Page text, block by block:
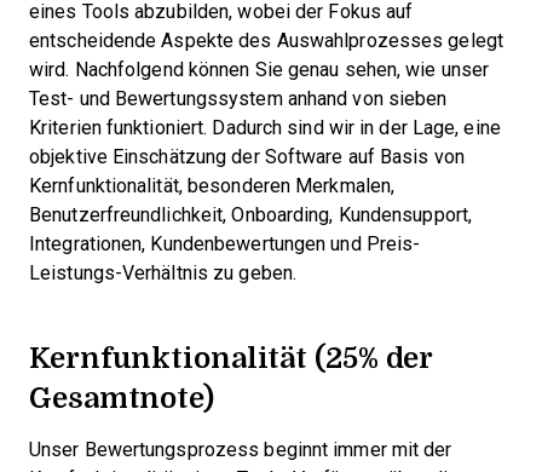
eines Tools abzubilden, wobei der Fokus auf
entscheidende Aspekte des Auswahlprozesses gelegt
wird. Nachfolgend können Sie genau sehen, wie unser
Test- und Bewertungssystem anhand von sieben
Kriterien funktioniert. Dadurch sind wir in der Lage, eine
objektive Einschätzung der Software auf Basis von
Kernfunktionalität, besonderen Merkmalen,
Benutzerfreundlichkeit, Onboarding, Kundensupport,
Integrationen, Kundenbewertungen und Preis-
Leistungs-Verhältnis zu geben.
Kernfunktionalität (25% der
Gesamtnote)
Unser Bewertungsprozess beginnt immer mit der